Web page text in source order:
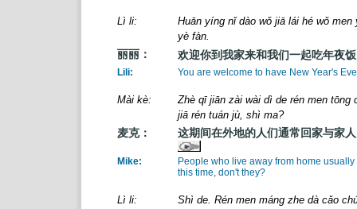
Lì li:
Huān yíng nǐ dào wǒ jiā lái hé wǒ men
yè fàn.
丽丽：
欢迎你到我家来和我们一起吃年夜
Lili: You are welcome to have New Year's
Mài kè:
Zhè qī jiān zài wài dì de rén men tōng
jiā rén tuán jù, shì ma?
麦克：
这期间在外地的人们通常回家与家
Mike:
People who live away from home
this time, don't they?
Lì li:
Shì de. Rén men máng zhe dà cǎo